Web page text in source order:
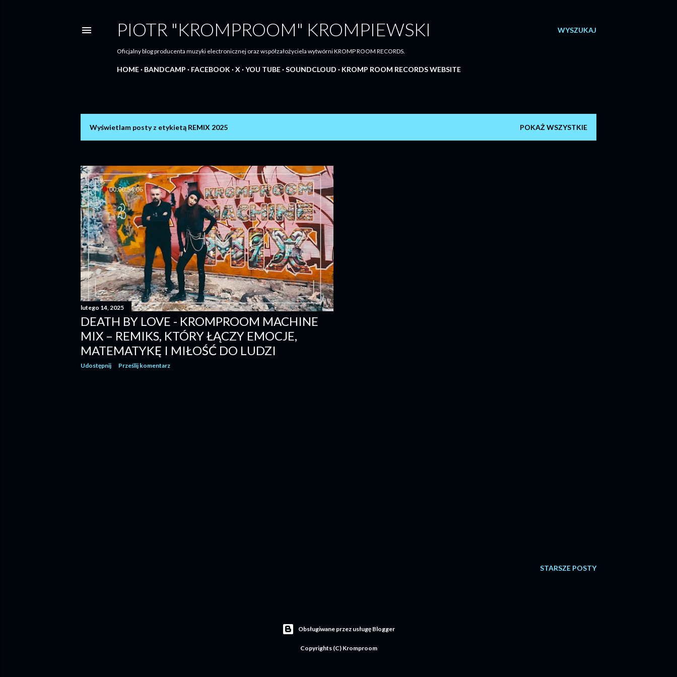
WYSZUKAJ
PIOTR "KROMPROOM" KROMPIEWSKI
Oficjalny blog producenta muzyki electronicznej oraz współzałożyciela wytwórni KROMP ROOM RECORDS.
HOME BANDCAMP FACEBOOK X YOU TUBE SOUNDCLOUD KROMP ROOM RECORDS WEBSITE
s
t
y
Wyświetlam posty z etykietą REMIX 2025 POKAŻ WSZYSTKIE
lutego 14, 2025
DEATH BY LOVE - KROMPROOM MACHINE
MIX – REMIKS, KTÓRY ŁĄCZY EMOCJE,
MATEMATYKĘ I MIŁOŚĆ DO LUDZI
Udostępnij Prześlij komentarz
STARSZE POSTY
Obsługiwane przez usługę Blogger
Copyrights (C) Kromproom